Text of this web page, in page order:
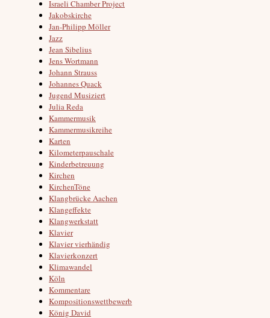
Israeli Chamber Project
Jakobskirche
Jan-Philipp Möller
Jazz
Jean Sibelius
Jens Wortmann
Johann Strauss
Johannes Quack
Jugend Musiziert
Julia Reda
Kammermusik
Kammermusikreihe
Karten
Kilometerpauschale
Kinderbetreuung
Kirchen
KirchenTöne
Klangbrücke Aachen
Klangeffekte
Klangwerkstatt
Klavier
Klavier vierhändig
Klavierkonzert
Klimawandel
Köln
Kommentare
Kompositionswettbewerb
König David